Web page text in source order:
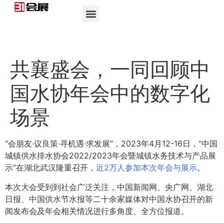
共襄盛会，一同回顾中
国水协年会中的数字化
场景
“会朋友·议良策·寻机遇·求发展”，2023年4月12-16日，“中国
城镇供水排水协会2022/2023年会暨城镇水务技术与产品展
示”在湖北武汉隆重召开， 近2万人参加本次年会与展示。
本次大会受到到社会广泛关注，中国新闻网、央广网、湖北
日报、中国供水节水报等二十余家媒体对中国水协召开的新
闻发布会及年会相关情况进行多角度、全方位报道。